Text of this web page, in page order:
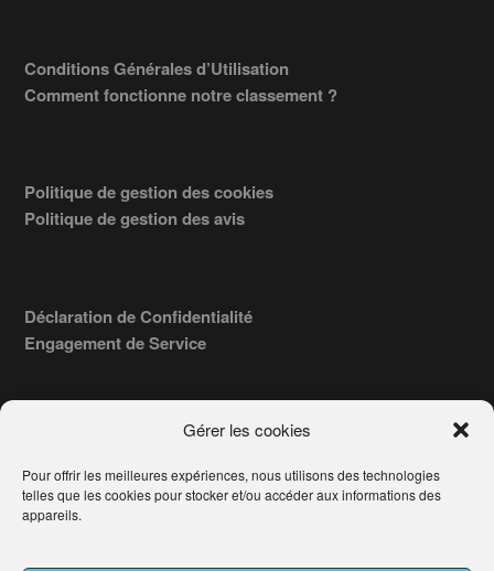
Gérer les cookies
Pour offrir les meilleures expériences, nous utilisons des technologies
telles que les cookies pour stocker et/ou accéder aux informations des
appareils.
Conditions Générales d’Utilisation
Comment fonctionne notre classement ?
Politique de gestion des cookies
Politique de gestion des avis
Déclaration de Confidentialité
Engagement de Service
COPYRIGHT © 2026 · TROUVERVOTREAVOCAT.COM, ÉDITÉ PAR
LA SOCIÉTÉAWATECH- 91, RUE DU FAUBOURG ST HONORÉ